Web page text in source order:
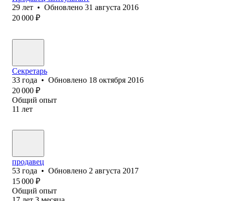
29 лет • Обновлено 31 августа 2016
20 000 ₽
Секретарь
33 года • Обновлено 18 октября 2016
20 000 ₽
Общий опыт
11 лет
продавец
53 года • Обновлено 2 августа 2017
15 000 ₽
Общий опыт